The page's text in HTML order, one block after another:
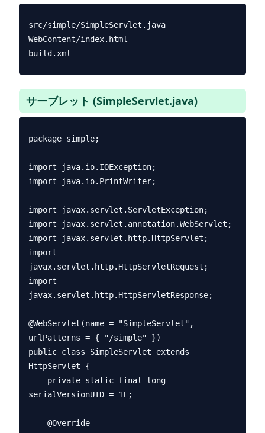
src/simple/SimpleServlet.java
WebContent/index.html
サーブレット (SimpleServlet.java)
package simple;
import java.io.IOException;
import java.io.PrintWriter;
import javax.servlet.ServletException;
import javax.servlet.annotation.WebServlet;
import javax.servlet.http.HttpServlet;
import
javax.servlet.http.HttpServletRequest;
import
javax.servlet.http.HttpServletResponse;
@WebServlet(name = "SimpleServlet",
urlPatterns = { "/simple" })
public class SimpleServlet extends
HttpServlet {
serialVersionUID = 1L;